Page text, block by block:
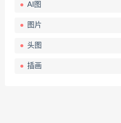
AI图
图片
头图
插画